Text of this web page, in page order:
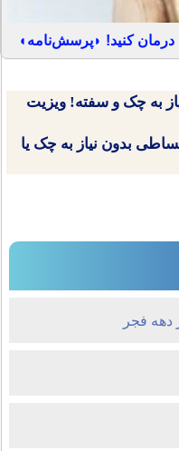
کنید! ◗پرسش‌نامه◖
به چک و سفته! ویزیت
بدون نیاز به چک یا
دهه فجر